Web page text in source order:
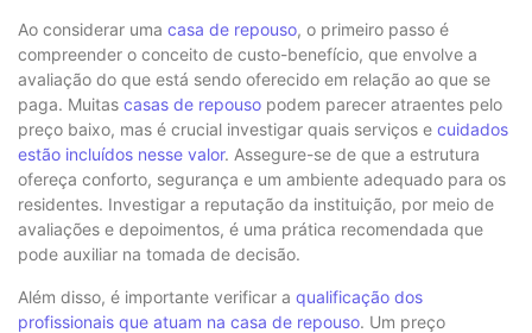
Ao considerar uma casa de repouso, o primeiro passo é
compreender o conceito de custo-benefício, que envolve a
avaliação do que está sendo oferecido em relação ao que se
paga. Muitas casas de repouso podem parecer atraentes pelo
preço baixo, mas é crucial investigar quais serviços e cuidados
estão incluídos nesse valor. Assegure-se de que a estrutura
ofereça conforto, segurança e um ambiente adequado para os
residentes. Investigar a reputação da instituição, por meio de
avaliações e depoimentos, é uma prática recomendada que
pode auxiliar na tomada de decisão.
Além disso, é importante verificar a qualificação dos
profissionais que atuam na casa de repouso. Um preço